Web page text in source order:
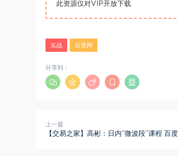
此资源仅对VIP开放下载
实战 百度网
分享到：
上一篇
【交易之家】高彬：日内“微波段”课程 百